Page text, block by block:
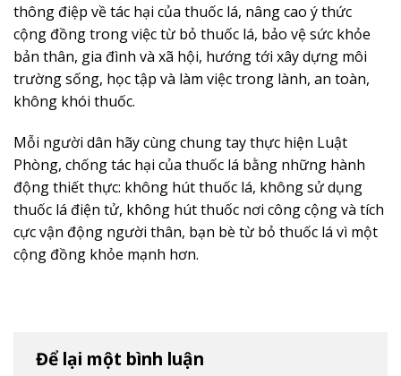
thông điệp về tác hại của thuốc lá, nâng cao ý thức
cộng đồng trong việc từ bỏ thuốc lá, bảo vệ sức khỏe
bản thân, gia đình và xã hội, hướng tới xây dựng môi
trường sống, học tập và làm việc trong lành, an toàn,
không khói thuốc.
Mỗi người dân hãy cùng chung tay thực hiện Luật
Phòng, chống tác hại của thuốc lá bằng những hành
động thiết thực: không hút thuốc lá, không sử dụng
thuốc lá điện tử, không hút thuốc nơi công cộng và tích
cực vận động người thân, bạn bè từ bỏ thuốc lá vì một
cộng đồng khỏe mạnh hơn.
Để lại một bình luận